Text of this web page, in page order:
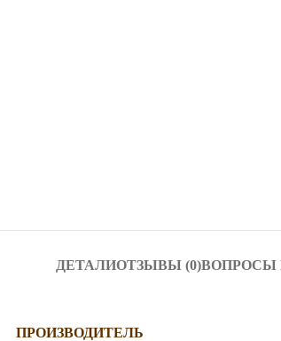
ДЕТАЛИОТЗЫВЫ (0)ВОПРОСЫ
ПРОИЗВОДИТЕЛЬ